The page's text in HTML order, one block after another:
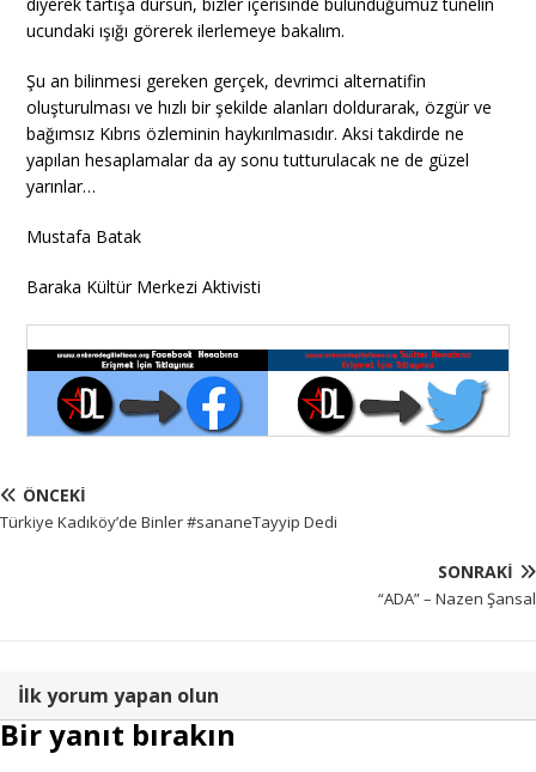
ucundaki ışığı görerek ilerlemeye bakalım.
Şu an bilinmesi gereken gerçek, devrimci alternatifin
oluşturulması ve hızlı bir şekilde alanları doldurarak, özgür ve
bağımsız Kıbrıs özleminin haykırılmasıdır. Aksi takdirde ne
yapılan hesaplamalar da ay sonu tutturulacak ne de güzel
yarınlar…
Mustafa Batak
Baraka Kültür Merkezi Aktivisti
ÖNCEKI
Türkiye Kadıköy’de Binler #sananeTayyip Dedi
SONRAKI
“ADA” – Nazen Şansal
İlk yorum yapan olun
Bir yanıt bırakın